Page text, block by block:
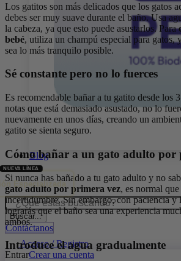
Blog
Especializada
Buscar...
Contáctanos
Acceso / Registro
EntrarCrear una cuenta
Los gatitos son más delicados que los gatos
debes ser muy suave durante el baño. Usa
la cabeza, ya que esto puede asustarlos. Para
bebé, utiliza un champú especial para gatos,
sea lo más tranquilo posible.
Sé constante pero no lo fuerces
Es recomendable bañar a tu gatito desde los
notas que está demasiado asustado, no lo
nuevamente en unos días, creando un
gatito se sienta seguro.
Cómo bañar a un gato adulto por
Si nunca has bañado a tu gato adulto y no
gato adulto por primera vez, es normal
incertidumbre. Sin embargo, con paciencia y
lograrás que el baño sea una experiencia
ambos.
Introduce el agua gradualmente